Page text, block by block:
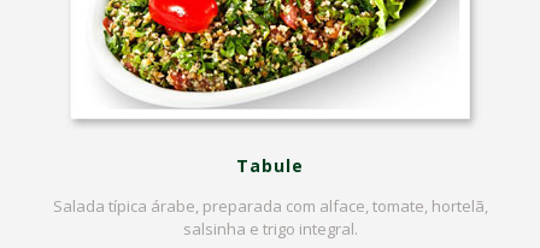
Tabule
Salada típica árabe, preparada com alface, tomate, hortelã,
salsinha e trigo integral.